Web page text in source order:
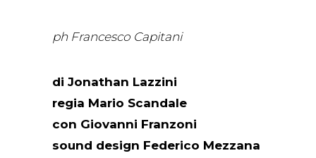
ph Francesco Capitani
di Jonathan Lazzini
regia Mario Scandale
con Giovanni Franzoni
sound design Federico Mezzana